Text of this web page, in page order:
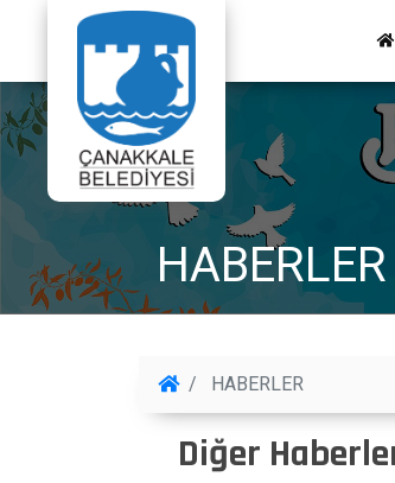
HABERLER
HABERLER
Diğer